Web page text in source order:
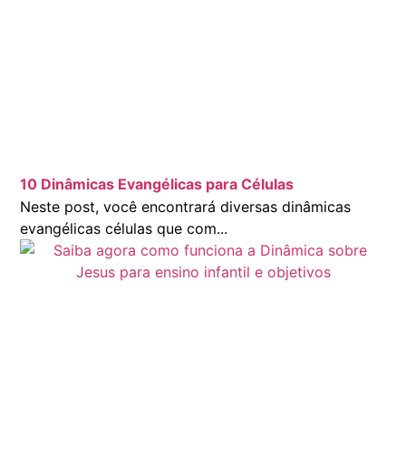
10 Dinâmicas Evangélicas para Células
Neste post, você encontrará diversas dinâmicas
evangélicas células que com...